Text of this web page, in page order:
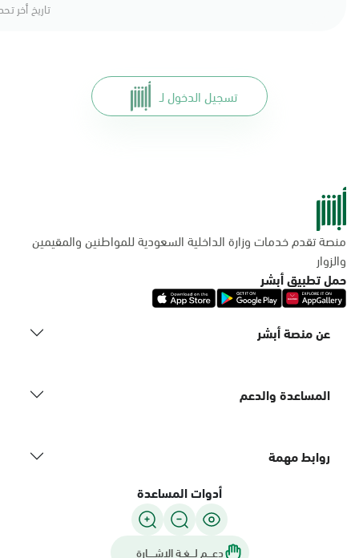
تاريخ أخر
تسجيل الدخول لـ
منصة تقدم خدمات وزارة الداخلية السعودية للمواطنين والمقيمين
والزوار
حمل تطبيق أبشر
عن منصة أبشر
المساعدة والدعم
روابط مهمة
أدوات المساعدة
دعـــم لـــغـة الاشــــارة